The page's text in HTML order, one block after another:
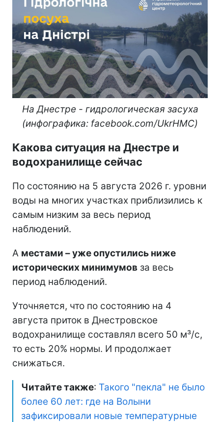
На Днестре - гидрологическая засуха
(инфографика: facebook.com/UkrHMC)
Какова ситуация на Днестре и
водохранилище сейчас
По состоянию на 5 августа 2026 г. уровни
воды на многих участках приблизились к
самым низким за весь период
наблюдений.
А местами – уже опустились ниже
исторических минимумов за весь
период наблюдений.
Уточняется, что по состоянию на 4
августа приток в Днестровское
водохранилище составлял всего 50 м³/с,
то есть 20% нормы. И продолжает
снижаться.
Читайте также: Такого "пекла" не было
более 60 лет: где на Волыни
зафиксировали новые температурные